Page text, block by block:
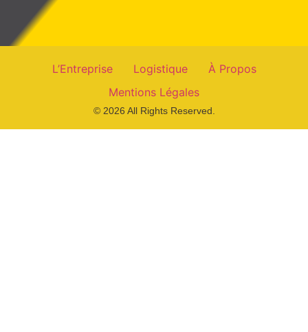
L’Entreprise Logistique
À Propos
Mentions Légales
© 2026 All Rights Reserved.